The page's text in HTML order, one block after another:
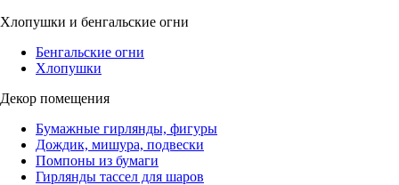
Хлопушки и бенгальские огни
Бенгальские огни
Хлопушки
Декор помещения
Бумажные гирлянды, фигуры
Дождик, мишура, подвески
Помпоны из бумаги
Гирлянды тассел для шаров